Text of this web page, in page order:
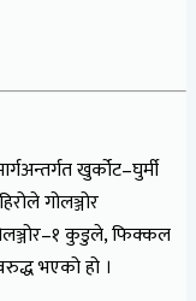
खुर्कोट–घुर्मी
गोलञ्जोर
कुडुले, फिक्कल
भएको हो ।